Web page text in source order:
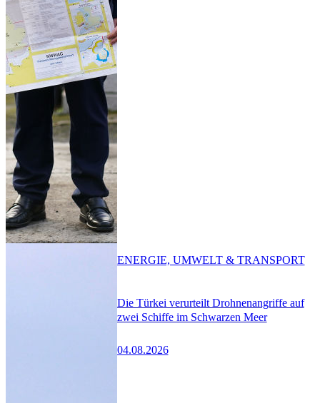
Die Türkei verurteilt Drohnenangriffe auf
zwei Schiffe im Schwarzen Meer
04.08.2026
ENERGIE, UMWELT & TRANSPORT